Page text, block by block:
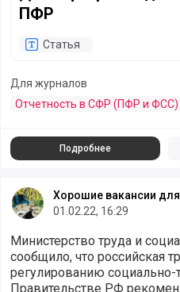
ПФР
Статья
Для журналов
Отчетность в СФР (ПФР и ФСС)
Подробнее
Хорошие вакансии
01.02.22, 16:29
Министерство труда и
сообщило, что российская
регулированию
Правительстве РФ